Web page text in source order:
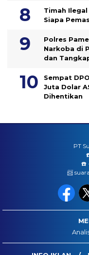
Timah Ilegal
Siapa
Polres
Narkoba di
dan
Sempat
Juta Dolar
Dihentikan
PT
☎️
📨